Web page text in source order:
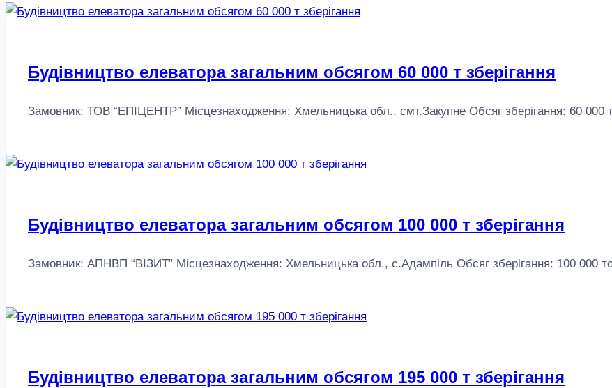
Будівництво елеватора загальним обсягом 60 000 т зберігання
Замовник: ТОВ “ЕПІЦЕНТР” Місцезнаходження: Хмельницька обл., смт.Закупне Обсяг зберігання: 60 000
Будівництво елеватора загальним обсягом 100 000 т зберігання
Замовник: АПНВП “ВІЗИТ” Місцезнаходження: Хмельницька обл., с.Адампіль Обсяг зберігання: 100 000
Будівництво елеватора загальним обсягом 195 000 т зберігання